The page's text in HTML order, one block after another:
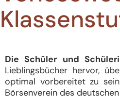
Die Schüler und
Lieblingsbücher hervor,
optimal vorbereitet zu
Börsenverein des